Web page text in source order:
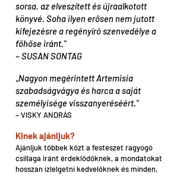
sorsa, az elveszített és újraalkotott
könyvé. Soha ilyen erősen nem jutott
kifejezésre a regényíró szenvedélye a
főhőse iránt."
– SUSAN SONTAG
„Nagyon megérintett Artemisia
szabadságvágya és harca a saját
személyisége visszanyeréséért."
– VISKY ANDRÁS
Kinek ajánljuk?
Ajánljuk többek közt a festészet ragyogó
csillaga iránt érdeklődőknek, a mondatokat
hosszan ízlelgetni kedvelőknek és minden,